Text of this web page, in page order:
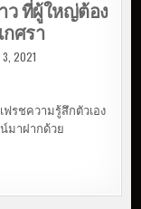
ว ที่ผู้ใหญ่ต้อง
ศรา
3, 2021
รชความรู้สึกตัวเอง
มาฝากด้วย
ใหญ่ต้องเติมแต่ง